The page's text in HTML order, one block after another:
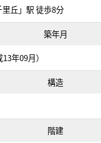
丘」駅 徒歩8分
築年月
年09月）
構造
階建